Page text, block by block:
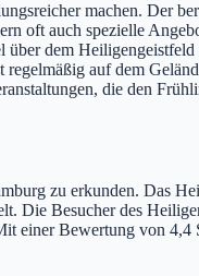
machen. Der
oft auch spezielle
über dem
auf dem
die den
zu erkunden. Das
Die Besucher des
einer Bewertung von